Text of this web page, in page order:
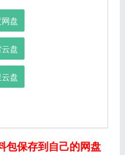
盘
盘
盘
包保存到自己的网盘